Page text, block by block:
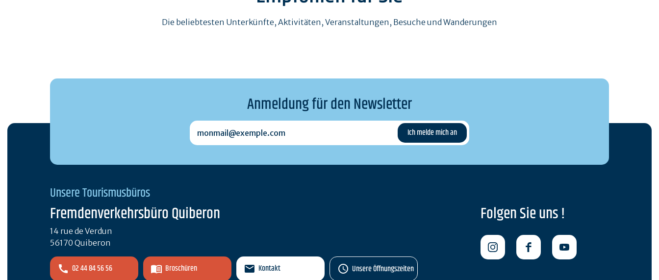
Die beliebtesten Unterkünfte, Aktivitäten, Veranstaltungen, Besuche und Wanderungen
Anmeldung für den Newsletter
monmail@exemple.com
Unsere Tourismusbüros
Fremdenverkehrsbüro Quiberon
14 rue de Verdun
56170 Quiberon
02 44 84 56 56 Broschüren Kontakt Unsere Öffnungszeiten
Folgen Sie uns !